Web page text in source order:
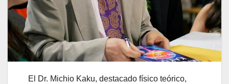
El Dr. Michio Kaku, destacado físico teórico,